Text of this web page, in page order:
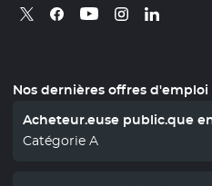
Retrouvez nous sur X
- Nouvelle fenêtre
Retrouvez nous sur
- Nouvelle fenêtre
Retrouvez nous sur
- Nouvelle fenêtre
Retrouvez
- Nouvelle
Retrouvez
-
Nos dernières offres d'emploi
Acheteur.euse public.que
Catégorie A